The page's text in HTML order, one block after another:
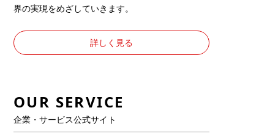
界の実現をめざしていきます。
詳しく見る
OUR SERVICE
企業・サービス公式サイト